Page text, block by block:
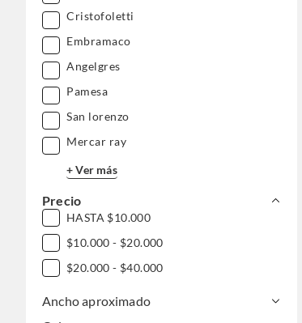
Cristofoletti
Embramaco
Angelgres
Pamesa
San lorenzo
Mercar ray
+ Ver más
Precio
HASTA $10.000
$10.000 - $20.000
$20.000 - $40.000
Ancho aproximado